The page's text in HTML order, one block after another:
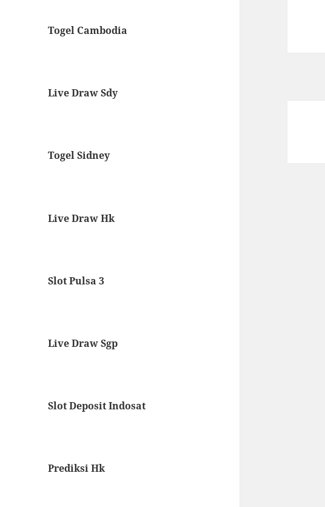
Togel Cambodia
Live Draw Sdy
Togel Sidney
Live Draw Hk
Slot Pulsa 3
Live Draw Sgp
Slot Deposit Indosat
Prediksi Hk